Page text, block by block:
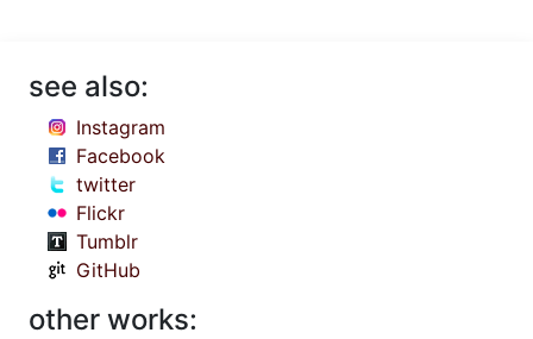
see also:
Instagram
Facebook
twitter
Flickr
Tumblr
GitHub
other works: